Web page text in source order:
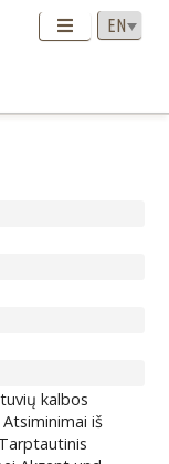
kalbos
iš